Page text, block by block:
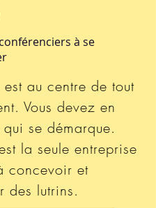
à se
est au centre de tout
Vous devez en
se démarque.
la seule entreprise
concevoir et
des lutrins.